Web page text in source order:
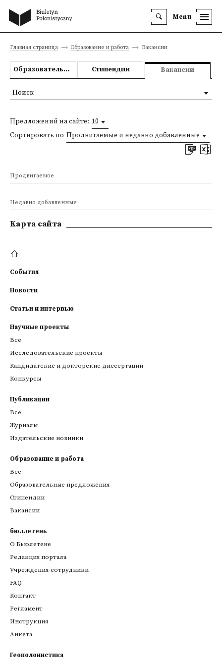
Menu
Главная страница Образование и работа Вакансии
Образовательные предложения Стипендии Вакансии
Предложений на сайте: 10
Сортировать по Продвигаемые и недавно добавленные
Продвигаемое
Недавно добавленные
Поиск
Kарта сайта
События
Новости
Статьи и интервью
Научные проекты
Все
Исследовательские проекты
Кандидатские и докторские диссертации
Конкурсы
Публикации
Все
Журналы
Издательские новинки
Образование и работа
Все
Образовательные предложения
Стипендии
Вакансии
бюллетень
О Бьюлетене
Редакция портала
Учреждения-сотрудники
FAQ
Контакт
Регламент
Инструкция
Анкета
Геополонистика